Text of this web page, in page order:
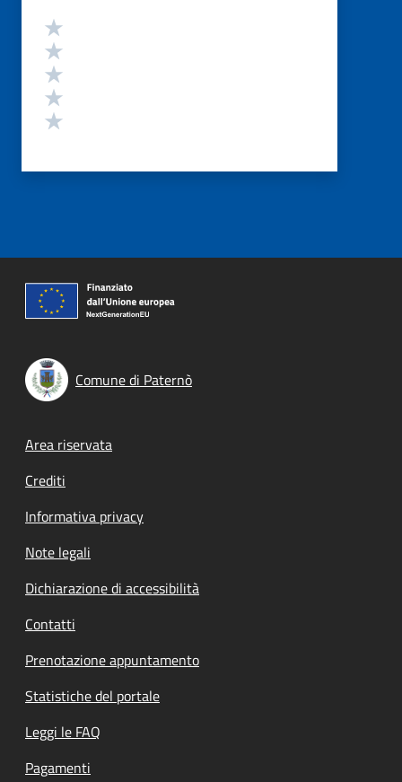
Valutazione
Comune di Paternò
Footer menu
Area riservata
Crediti
Informativa privacy
Note legali
Dichiarazione di accessibilità
Contatti
Prenotazione appuntamento
Statistiche del portale
Leggi le FAQ
Pagamenti